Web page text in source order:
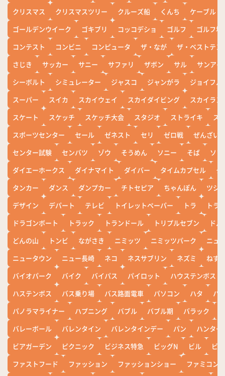
クリスマス
クリスマスツリー クルーズ船 くんち
ケーブル
ゴールデンウイーク
ゴキブリ コッコデショ ゴルフ
ゴルフ場
コンテスト
コンビニ コンピュータ ザ・なが
ザ・ベストテン
さじき
サッカー サニー サファリ ザボン サル
サンアイ
シーボルト
シミュレーター ジャスコ ジャンがラ
ジョイフル
スーパー
スイカ スカイウェイ スカイダイビング
スカイラン
スケート
スケッチ スケッチ大会 スタジオ ストライキ
ス
スポーツセンター
セール ゼネスト セリ ゼロ戦
ぜんざい
センター試験
センバツ ゾウ そうめん ソニー そば
ソ
ダイエーホークス
ダイナマイト ダイバー タイムカプセル
タ
タンカー
ダンス ダンプカー チトセピア ちゃんぽん
ツシ
デザイン
デパート テレビ トイレットペーパー トラ
トラ
ドラゴンボート
トラック トランドール トリプルセブン
ド
どんの山
トンビ ながさき ニミッツ ニミッツパーク
ニュ
ニュータウン
ニュー長崎 ネコ ネスサブリン ネズミ
ねず
バイオパーク
バイク バイパス パイロット
ハウステンボス
ハステンボス
バス乗り場 バス路面電車 パソコン ハタ
ハ
パノラマライナー
ハプニング バブル バブル期 バラック
バレーボール
バレンタイン バレンタインデー パン
ハンター
ビアガーデン
ピクニック ビジネス特急 ビッグN ビル
ビワ
ファストフード
ファッション ファッションショー
ファミコン